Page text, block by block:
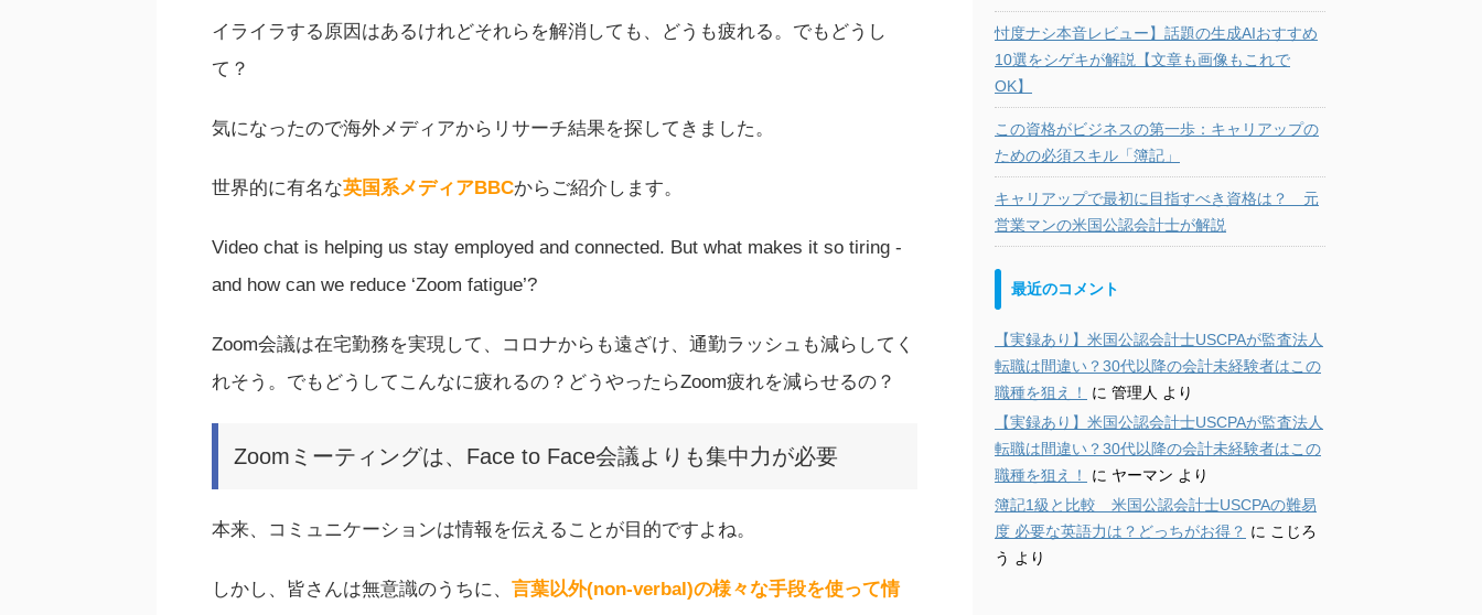
イライラする原因はあるけれどそれらを解消しても、どうも疲れる。でもどうし
て？
気になったので海外メディアからリサーチ結果を探してきました。
世界的に有名な英国系メディアBBCからご紹介します。
Video chat is helping us stay employed and connected. But what makes it so tiring -
and how can we reduce ‘Zoom fatigue’?
Zoom会議は在宅勤務を実現して、コロナからも遠ざけ、通勤ラッシュも減らしてく
れそう。でもどうしてこんなに疲れるの？どうやったらZoom疲れを減らせるの？
Zoomミーティングは、Face to Face会議よりも集中力が必要
本来、コミュニケーションは情報を伝えることが目的ですよね。
しかし、皆さんは無意識のうちに、 言葉以外(non-verbal)の様々な手段を使って情
忖度ナシ本音レビュー】話題の生成AIおすすめ
10選をシゲキが解説【文章も画像もこれで
OK】
この資格がビジネスの第一歩：キャリアップの
ための必須スキル「簿記」
キャリアップで最初に目指すべき資格は？ 元
営業マンの米国公認会計士が解説
最近のコメント
【実録あり】米国公認会計士USCPAが監査法人
転職は間違い？30代以降の会計未経験者はこの
職種を狙え！
に 管理人 より
【実録あり】米国公認会計士USCPAが監査法人
転職は間違い？30代以降の会計未経験者はこの
職種を狙え！
に ヤーマン より
簿記1級と比較 米国公認会計士USCPAの難易
度 必要な英語力は？どっちがお得？ に こじろ
う より